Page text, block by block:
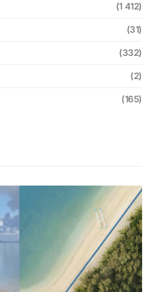
(1 412)
(31)
(332)
(2)
(165)